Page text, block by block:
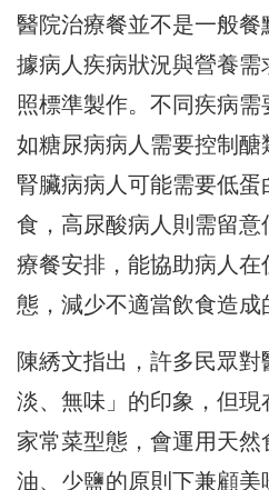
醫院治療餐並不是一般
據病人疾病狀況與營養
照標準製作。不同疾病
如糖尿病病人需要控制醣
腎臟病病人可能需要低蛋
食，高尿酸病人則需留
療餐安排，能協助病人
態，減少不適當飲食造成
陳綉文指出，許多民眾
淡、無味」的印象，但
家常菜型態，會運用天
油、少鹽的原則下兼顧